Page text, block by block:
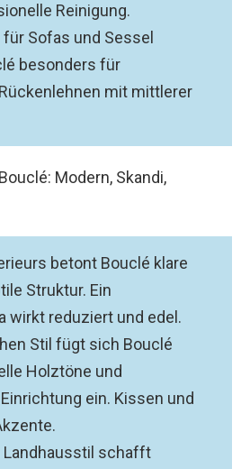
Reinigung.
Sofas und Sessel
besonders für
mit mittlerer
Modern, Skandi,
betont Bouclé klare
Struktur. Ein
wirkt reduziert und edel.
Stil fügt sich Bouclé
Holztöne und
ein. Kissen und
Landhausstil schafft